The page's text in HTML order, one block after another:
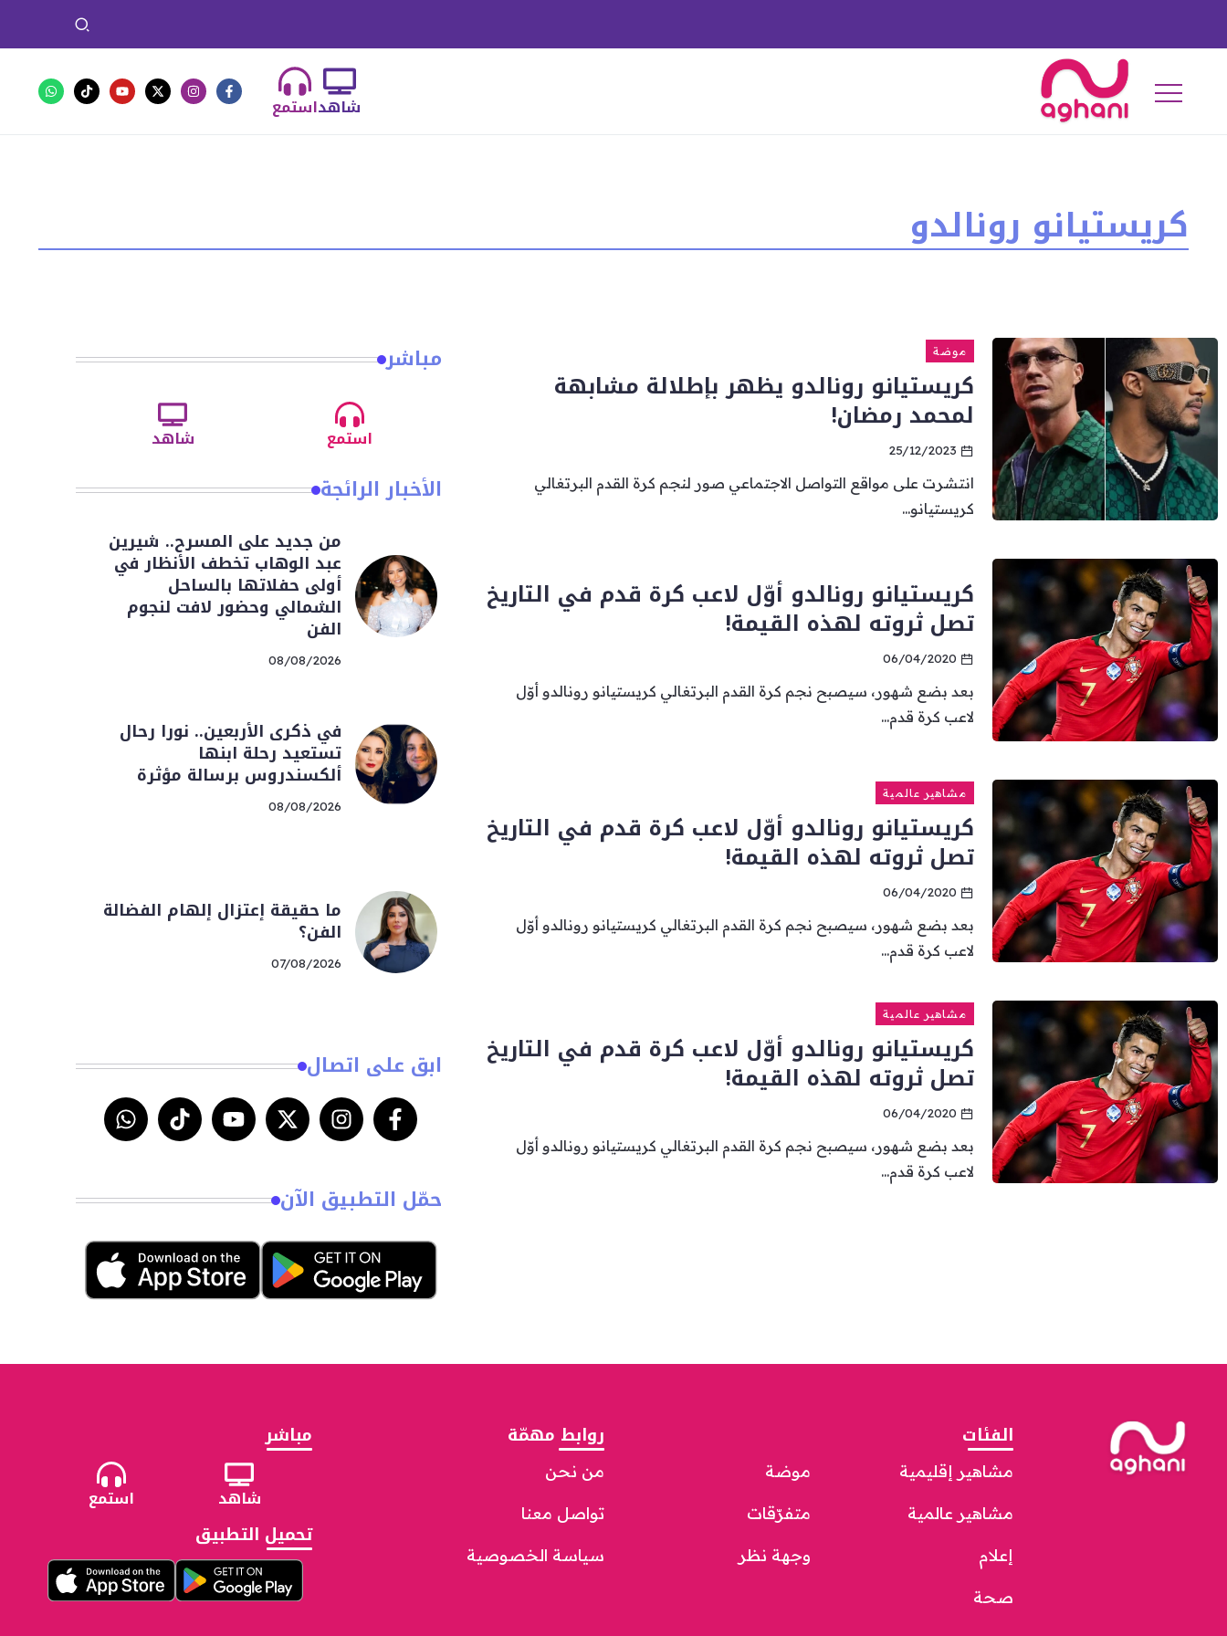
استمعشاهد
كريستيانو رونالدو
موضة
كريستيانو رونالدو يظهر بإطلالة مشابهة
لمحمد رمضان!
25/12/2023
انتشرت على مواقع التواصل الاجتماعي صور لنجم كرة القدم البرتغالي
كريستيانو...
كريستيانو رونالدو أوّل لاعب كرة قدم في التاريخ
تصل ثروته لهذه القيمة!
06/04/2020
بعد بضع شهور، سيصبح نجم كرة القدم البرتغالي كريستيانو رونالدو أوّل
لاعب كرة قدم...
مشاهير عالمية
كريستيانو رونالدو أوّل لاعب كرة قدم في التاريخ
تصل ثروته لهذه القيمة!
06/04/2020
بعد بضع شهور، سيصبح نجم كرة القدم البرتغالي كريستيانو رونالدو أوّل
لاعب كرة قدم...
مشاهير عالمية
كريستيانو رونالدو أوّل لاعب كرة قدم في التاريخ
تصل ثروته لهذه القيمة!
06/04/2020
بعد بضع شهور، سيصبح نجم كرة القدم البرتغالي كريستيانو رونالدو أوّل
لاعب كرة قدم...
مباشر
استمع شاهد
الأخبار الرائجة
من جديد على المسرح.. شيرين
عبد الوهاب تخطف الأنظار في
أولى حفلاتها بالساحل
الشمالي وحضور لافت لنجوم
الفن
08/08/2026
في ذكرى الأربعين.. نورا رحال
تستعيد رحلة ابنها
ألكسندروس برسالة مؤثرة
08/08/2026
ما حقيقة إعتزال إلهام الفضالة
الفن؟
07/08/2026
ابق على اتصال
حمّل التطبيق الآن
الفئات
مشاهير إقليمية
مشاهير عالمية
إعلام
صحة
موضة
متفرّقات
وجهة نظر
روابط مهمّة
من نحن
تواصل معنا
سياسة الخصوصية
مباشر
شاهد استمع
تحميل التطبيق